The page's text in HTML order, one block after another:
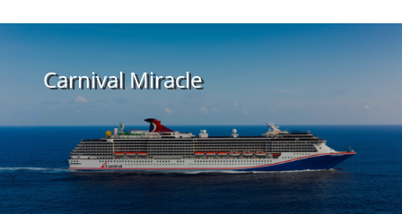
Bereits gebucht?
Buchen
Schiffe
Urlaub mit Carnival
Katalog
Carnival Miracle